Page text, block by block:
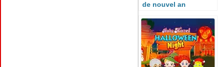
de nouvel an